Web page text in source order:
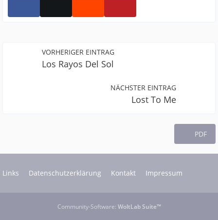
VORHERIGER EINTRAG
Los Rayos Del Sol
NÄCHSTER EINTRAG
Lost To Me
PDF
Links Datenschutzerklärung Kontakt Impressum
Community-Software: WoltLab Suite™